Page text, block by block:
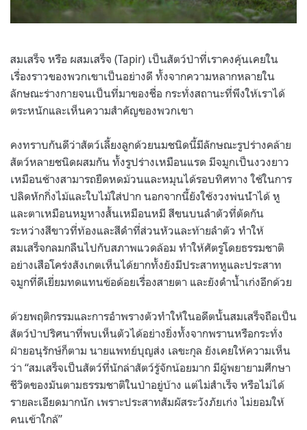
สมเสร็จ หรือ ผสมเสร็จ (Tapir) เป็นสัตว์ป่าที่เราคงคุ้นเคยใน
เรื่องราวของพวกเขาเป็นอย่างดี ทั้งจากความหลากหลายใน
ลักษณะร่างกายจนเป็นที่มาของชื่อ กระทั่งสถานะที่พึงให้เราได้
ตระหนักและเห็นความสำคัญของพวกเขา
คงทราบกันดีว่าสัตว์เลี้ยงลูกด้วยนมชนิดนี้มีลักษณะรูปร่างคล้าย
สัตว์หลายชนิดผสมกัน ทั้งรูปร่างเหมือนแรด มีจมูกเป็นงวงยาว
เหมือนช้างสามารถยืดหดม้วนและหมุนได้รอบทิศทาง ใช้ในการ
ปลิดหักกิ่งไม้และใบไม้ใส่ปาก นอกจากนี้ยังใช้งวงพ่นน้ําได้ หู
และตาเหมือนหมูหางสั้นเหมือนหมี สีขนบนลําตัวที่ตัดกัน
ระหว่างสีขาวที่ท้องและสีดําที่ส่วนหัวและท้ายลําตัว ทําให้
สมเสร็จกลมกลืนไปกับสภาพแวดล้อม ทำให้ศัตรูโดยธรรมชาติ
อย่างเสือโคร่งสังเกตเห็นได้ยากทั้งยังมีประสาทหูและประสาท
จมูกที่ดีเยี่ยมทดแทนข้อด้อยเรื่องสายตา และยังดำน้ำเก่งอีกด้วย
ด้วยพฤติกรรมและการอำพรางตัวทำให้ในอดีตนั้นสมเสร็จถือเป็น
สัตว์ป่าปริศนาที่พบเห็นตัวได้อย่างยิ่งทั้งจากพรานหรือกระทั่ง
ฝ่ายอนุรักษ์ก็ตาม นายแพทย์บุญส่ง เลขะกุล ยังเคยให้ความเห็น
ว่า “สมเสร็จเป็นสัตว์ที่นักล่าสัตว์รู้จักน้อยมาก มีผู้พยายามศึกษา
ชีวิตของมันตามธรรมชาติในป่าอยู่บ้าง แต่ไม่สำเร็จ หรือไม่ได้
รายละเอียดมากนัก เพราะประสาทสัมผัสระวังภัยเก่ง ไม่ยอมให้
คนเข้าใกล้”